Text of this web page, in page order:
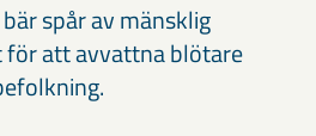
spår av mänsklig
för att avvattna blötare